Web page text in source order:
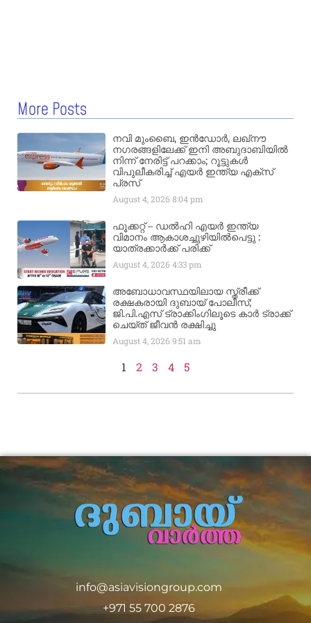
More Posts
നവി മുംബൈ, ഇൻഡോർ, ലഖ്നൗ
നഗരങ്ങളിലേക്ക് ഇനി അബുദാബിയിൽ
നിന്ന് നേരിട്ട് പറക്കാം; റൂട്ടുകൾ
വിപുലീകരിച്ച് എയർ ഇന്ത്യ എക്സ്
പ്രസ്
August 4, 20268:04 pm
ഫൂക്കറ്റ് – ഡൽഹി എയര്‍ ഇന്ത്യ
വിമാനം ആകാശച്ചുഴിയില്‍പെട്ടു :
യാത്രക്കാര്‍ക്ക് പരിക്ക്
August 4, 20264:33 pm
അബോധാവസ്ഥയിലായ സ്ത്രീക്ക്
രക്ഷകരായി ദുബായ് പോലീസ്;
ജി.പി.എസ് ട്രാക്കിംഗിലൂടെ കാർ ട്രാക്ക്
ചെയ്ത് ജീവൻ രക്ഷിച്ചു
August 4, 20269:51 am
1 2 3 4 5
info@asiavisiongroup.com
+971 55 700 2876